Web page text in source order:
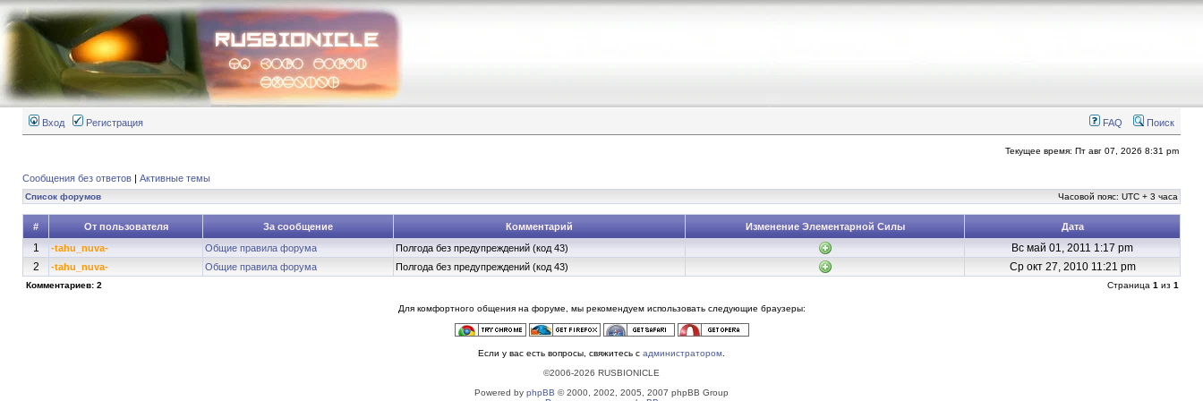
Вход Регистрация FAQ Поиск
Текущее время: Пт авг 07, 2026 8:31 pm
Сообщения без ответов | Активные темы
Список форумов Часовой пояс: UTC + 3 часа
# От пользователя За сообщение Комментарий Изменение Элементарной Силы Дата
1 -tahu_nuva- Общие правила форума Полгода без предупреждений (код 43)
Вс май 01, 2011 1:17 pm
2
-tahu_nuva- Общие правила форума Полгода без предупреждений (код 43) Ср окт 27, 2010 11:21 pm
Комментариев: 2 Страница 1 из 1
Для комфортного общения на форуме, мы рекомендуем использовать следующие браузеры:
Если у вас есть вопросы, свяжитесь с администратором
©2006-2026 RUSBIONICLE
Powered by phpBB © 2000, 2002, 2005, 2007 phpBB Group